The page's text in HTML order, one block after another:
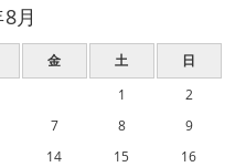
月
金 土 日
1
2
7 8
9
14 15
16